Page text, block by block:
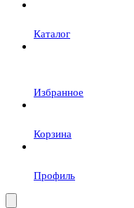
Каталог
Избранное
Корзина
Профиль